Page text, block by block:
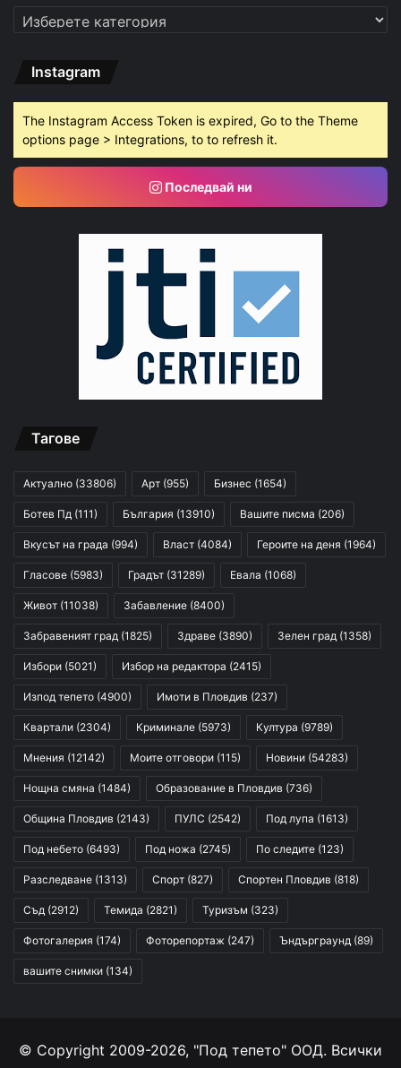
Категории
Instagram
The Instagram Access Token is expired, Go to the Theme
options page > Integrations, to to refresh it.
Последвай ни
Тагове
Актуално (33806) Арт (955) Бизнес (1654)
Ботев Пд (111) България (13910) Вашите писма (206)
Вкусът на града (994) Власт (4084) Героите на деня (1964)
Гласове (5983) Градът (31289) Евала (1068)
Живот (11038) Забавление (8400)
Забравеният град (1825) Здраве (3890) Зелен град (1358)
Избори (5021) Избор на редактора (2415)
Изпод тепето (4900) Имоти в Пловдив (237)
Квартали (2304) Криминале (5973) Култура (9789)
Мнения (12142) Моите отговори (115) Новини (54283)
Нощна смяна (1484) Образование в Пловдив (736)
Община Пловдив (2143) ПУЛС (2542) Под лупа (1613)
Под небето (6493) Под ножа (2745) По следите (123)
Разследване (1313) Спорт (827) Спортен Пловдив (818)
Съд (2912) Темида (2821) Туризъм (323)
Фотогалерия (174) Фоторепортаж (247) Ъндърграунд (89)
вашите снимки (134)
© Copyright 2009-2026, "Под тепето" ООД. Всички